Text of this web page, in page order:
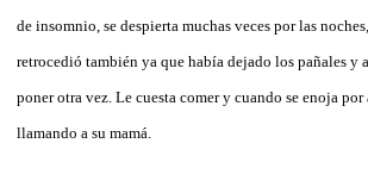
de insomnio, se despierta muchas veces por las
retrocedió también ya que había dejado los pañales y
poner otra vez. Le cuesta comer y cuando se enoja
llamando a su mamá.